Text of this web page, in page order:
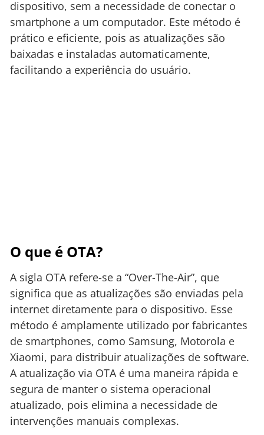
dispositivo, sem a necessidade de conectar o
smartphone a um computador. Este método é
prático e eficiente, pois as atualizações são
baixadas e instaladas automaticamente,
facilitando a experiência do usuário.
O que é OTA?
A sigla OTA refere-se a “Over-The-Air”, que
significa que as atualizações são enviadas pela
internet diretamente para o dispositivo. Esse
método é amplamente utilizado por fabricantes
de smartphones, como Samsung, Motorola e
Xiaomi, para distribuir atualizações de software.
A atualização via OTA é uma maneira rápida e
segura de manter o sistema operacional
atualizado, pois elimina a necessidade de
intervenções manuais complexas.